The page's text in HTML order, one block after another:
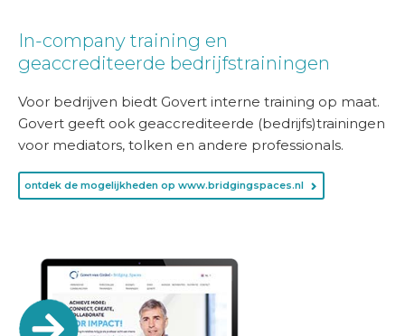
In-company training en
geaccrediteerde bedrijfstrainingen
Voor bedrijven biedt Govert interne training op maat.
Govert geeft ook geaccrediteerde (bedrijfs)trainingen
voor mediators, tolken en andere professionals.
ontdek de mogelijkheden op www.bridgingspaces.nl